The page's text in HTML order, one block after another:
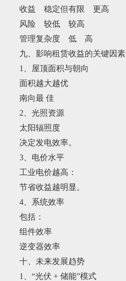
收益 稳定但有限 更高
风险 较低 较高
管理复杂度 低 高
九、影响租赁收益的关键因素
1、屋顶面积与朝向
面积越大越优
南向最 佳
2、光照资源
太阳辐照度
决定发电效率。
3、电价水平
工业电价越高：
节省收益越明显。
4、系统效率
包括：
组件效率
逆变器效率
十、未来发展趋势
1、“光伏 + 储能”模式